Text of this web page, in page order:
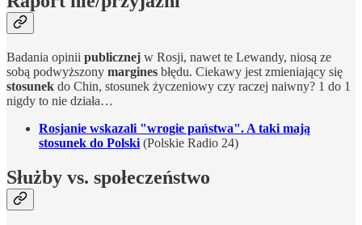
Badania opinii publicznej w Rosji, nawet te Lewandy, niosą ze
sobą podwyższony margines błędu. Ciekawy jest zmieniający się
stosunek do Chin, stosunek życzeniowy czy raczej naiwny? 1 do 1
nigdy to nie działa…
Rosjanie wskazali "wrogie państwa". A taki mają
stosunek do Polski (Polskie Radio 24)
Służby vs. społeczeństwo